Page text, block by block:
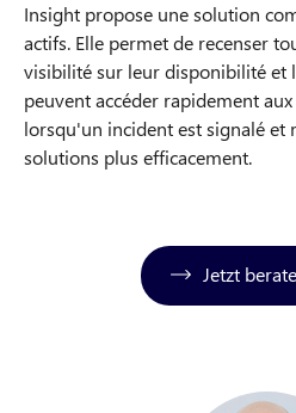
Insight propose une solution
actifs. Elle permet de recenser
visibilité sur leur disponibilité et
peuvent accéder rapidement
lorsqu'un incident est signalé
solutions plus efficacement.
Jetzt